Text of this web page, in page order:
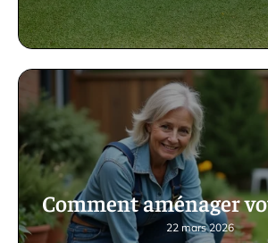
Comment aménager
22 mars 2026